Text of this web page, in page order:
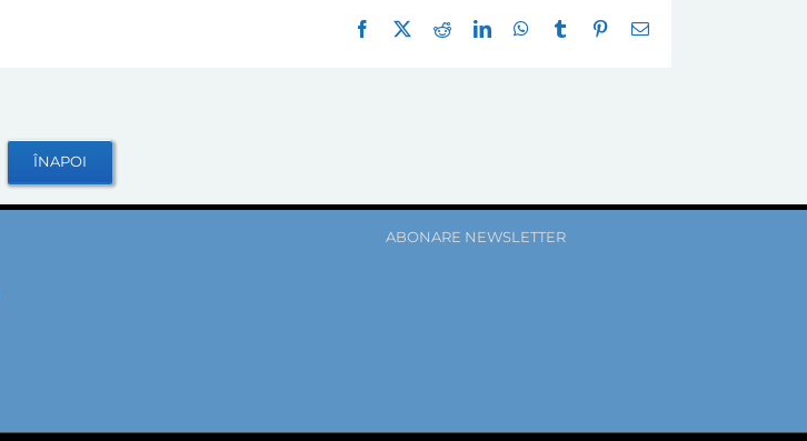
Facebook RedditLinkedInWhatsApp
Tumblr Pinterest
E-
ABONARE NEWSLETTER